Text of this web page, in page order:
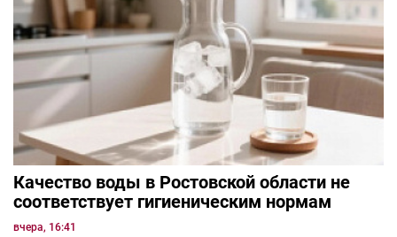
Качество воды в Ростовской области не
соответствует гигиеническим нормам
вчера, 16:41